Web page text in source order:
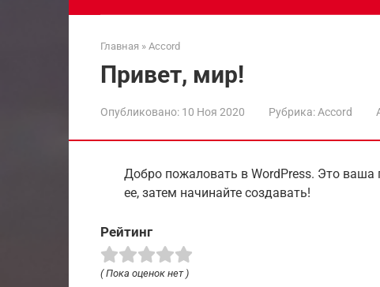
Главная » Accord
Привет, мир!
Опубликовано: 10 Ноя 2020 Рубрика: Accord
Добро пожаловать в WordPress. Это ваша
ее, затем начинайте создавать!
Рейтинг
( Пока оценок нет )